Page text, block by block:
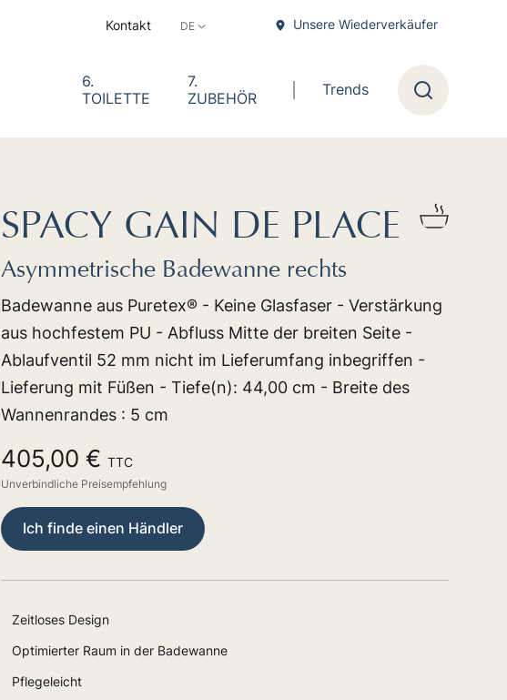
Kontakt Unsere Wiederverkäufer
6.
TOILETTE
7.
ZUBEHÖR
Trends
Forschung
SPACY GAIN DE PLACE
Asymmetrische Badewanne rechts
Badewanne aus Puretex® - Keine Glasfaser - Verstärkung
aus hochfestem PU - Abfluss Mitte der breiten Seite -
Ablaufventil 52 mm nicht im Lieferumfang inbegriffen -
Lieferung mit Füßen - Tiefe(n): 44,00 cm - Breite des
Wannenrandes : 5 cm
405,00 € TTC
Unverbindliche Preisempfehlung
Ich finde einen Händler
Zeitloses Design
Optimierter Raum in der Badewanne
Pflegeleicht